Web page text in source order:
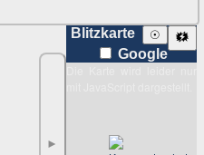
►
Blitzkarte 🗱
☉
Google